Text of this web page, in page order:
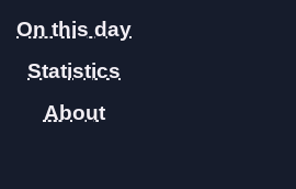
On this day
Statistics
About